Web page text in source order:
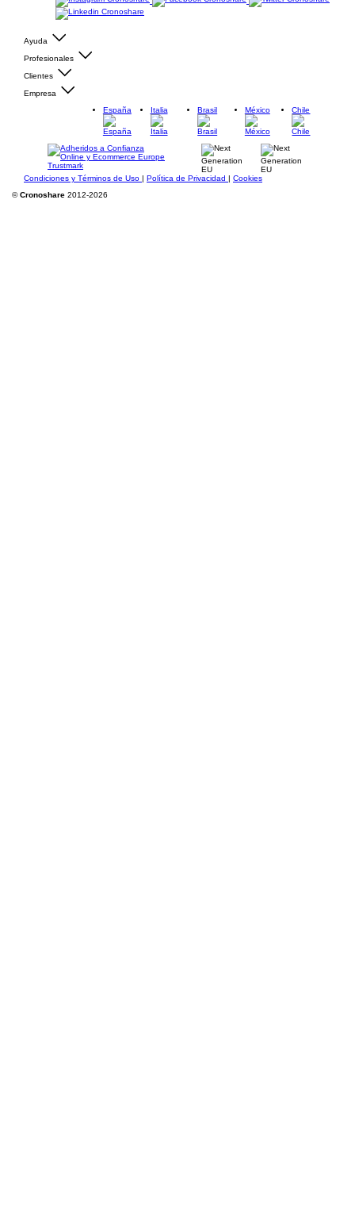
Ayuda
Profesionales
Clientes
Empresa
España
Italia Brasil México Chile
Condiciones y Términos de Uso | Política de Privacidad | Cookies
©Cronoshare 2012-2026